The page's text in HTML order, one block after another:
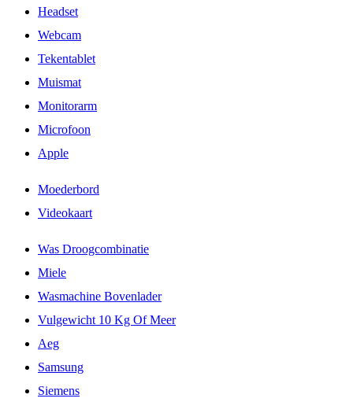
Headset
Webcam
Tekentablet
Muismat
Monitorarm
Microfoon
Apple
Moederbord
Videokaart
Was Droogcombinatie
Miele
Wasmachine Bovenlader
Vulgewicht 10 Kg Of Meer
Aeg
Samsung
Siemens